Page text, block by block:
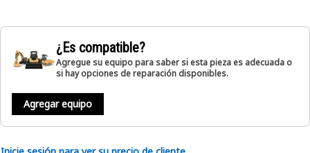
¿Es compatible?
Agregue su equipo para saber si esta pieza es adecuada o
si hay opciones de reparación disponibles.
Agregar equipo